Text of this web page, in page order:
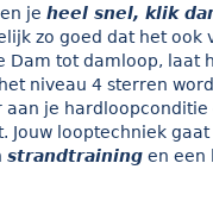
je heel snel, klik
zo goed dat het
tot damloop, laat
niveau 4 sterren
je
looptechniek
strandtraining en een